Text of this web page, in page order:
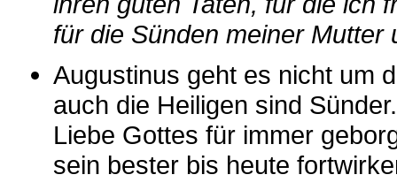
für die Sünden meiner Mutter
Augustinus geht es nicht um
auch die Heiligen sind
Liebe Gottes für immer
sein bester bis heute